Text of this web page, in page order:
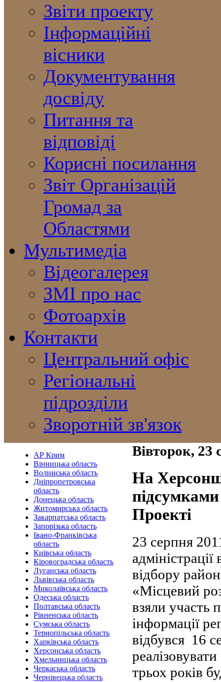
Звіти проекту
Інформаційні
вісники
Документування
досвіду
Питання та
відповіді
Корисні посилання
Звіт Організацій
Громад за
Областями
Мультимедіа
Відеогалерея
ЗМІ про нас
Фотоархів
Контакти
Центральний офіс
Регіональні
підрозділи
Зворотній зв'язок
АР Крим
Вінницька область
Волинська область
Дніпропетровська
область
Донецька область
Житомирська область
Закарпатська область
Запорізька область
Івано-Франківська
область
Київська область
Кіровоградська область
Луганська область
Львівська область
Миколаївська область
Одеська область
Полтавська область
Рівненська область
Сумська область
Тернопільська область
Харківська область
Херсонська область
Хмельницька область
Черкаська область
Чернівецька область
Вівторок, 23
На
підсумками
Проекті
23 серпня
відбору
«Місцевий
взяли участь
інформації
відбувся 16
трьох років